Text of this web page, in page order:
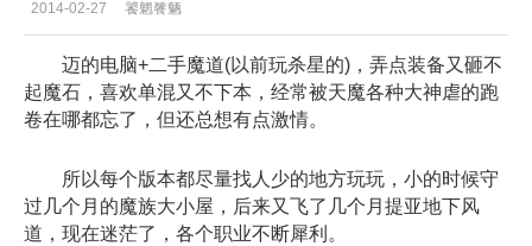
2014-02-27 饕魍餮魉
迈的电脑+二手魔道(以前玩杀星的)，弄点装备又砸不
起魔石，喜欢单混又不下本，经常被天魔各种大神虐的跑
卷在哪都忘了，但还总想有点激情。
所以每个版本都尽量找人少的地方玩玩，小的时候守
过几个月的魔族大小屋，后来又飞了几个月提亚地下风
道，现在迷茫了，各个职业不断犀利。